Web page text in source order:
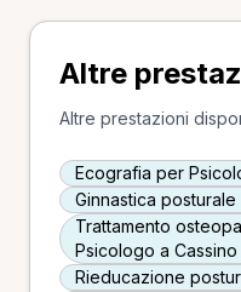
Altre
Altre prestazioni
Ecografia per
Ginnastica
Trattamento
Psicologo a Cassino
Rieducazione